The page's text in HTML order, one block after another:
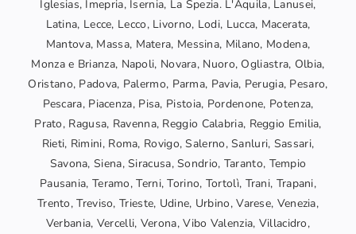
Iglesias, Imepria, Isernia, La Spezia. L'Aquila, Lanusei,
Latina, Lecce, Lecco, Livorno, Lodi, Lucca, Macerata,
Mantova, Massa, Matera, Messina, Milano, Modena,
Monza e Brianza, Napoli, Novara, Nuoro, Ogliastra, Olbia,
Oristano, Padova, Palermo, Parma, Pavia, Perugia, Pesaro,
Pescara, Piacenza, Pisa, Pistoia, Pordenone, Potenza,
Prato, Ragusa, Ravenna, Reggio Calabria, Reggio Emilia,
Rieti, Rimini, Roma, Rovigo, Salerno, Sanluri, Sassari,
Savona, Siena, Siracusa, Sondrio, Taranto, Tempio
Pausania, Teramo, Terni, Torino, Tortolì, Trani, Trapani,
Trento, Treviso, Trieste, Udine, Urbino, Varese, Venezia,
Verbania, Vercelli, Verona, Vibo Valenzia, Villacidro,